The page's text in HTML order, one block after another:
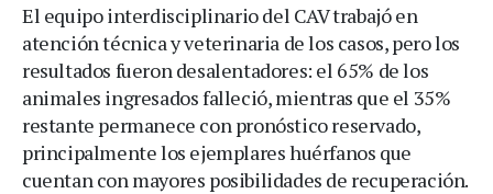
El equipo interdisciplinario del CAV trabajó en
atención técnica y veterinaria de los casos, pero los
resultados fueron desalentadores: el 65% de los
animales ingresados falleció, mientras que el 35%
restante permanece con pronóstico reservado,
principalmente los ejemplares huérfanos que
cuentan con mayores posibilidades de recuperación.